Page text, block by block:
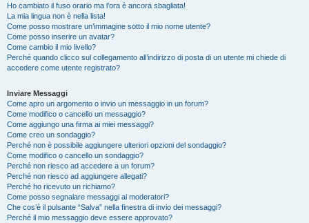
Ho cambiato il fuso orario ma l’ora è ancora sbagliata!
La mia lingua non è nella lista!
Come posso mostrare un’immagine sotto il mio nome utente?
Come posso inserire un avatar?
Come cambio il mio livello?
Perché quando clicco sul collegamento all’indirizzo di posta di un utente mi chiede di
accedere come utente registrato?
Inviare Messaggi
Come apro un argomento o invio un messaggio in un forum?
Come modifico o cancello un messaggio?
Come aggiungo una firma ai miei messaggi?
Come creo un sondaggio?
Perché non è possibile aggiungere ulteriori opzioni del sondaggio?
Come modifico o cancello un sondaggio?
Perché non riesco ad accedere a un forum?
Perché non riesco ad aggiungere allegati?
Perché ho ricevuto un richiamo?
Come posso segnalare messaggi ai moderatori?
Che cos’è il pulsante “Salva” nella finestra di invio dei messaggi?
Perché il mio messaggio deve essere approvato?